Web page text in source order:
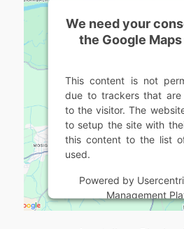
We need your
the Google
This content is not
due to trackers that are
to the visitor. The
to setup the site with
this content to the list
used.
Powered by
Management